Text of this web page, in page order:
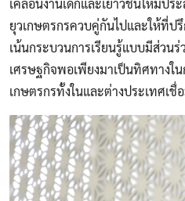
เคลื่อนงานเด็กและเยาวชนให้มีป
ยุวเกษตรกรควบคู่กันไปและให้ที่ป
เน้นกระบวนการเรียนรู้แบบมีส่ว
เศรษฐกิจพอเพียงมาเป็นทิศทางใ
เกษตรกรทั้งในและต่างประเทศเ